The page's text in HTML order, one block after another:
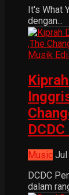
It's What
dengan...
Music Jul
DCDC
dalam